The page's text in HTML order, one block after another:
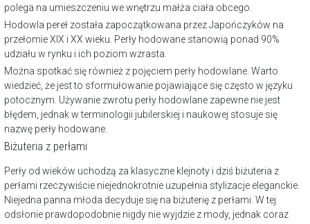
polega na umieszczeniu we wnętrzu małża ciała obcego.
Hodowla pereł została zapoczątkowana przez Japończyków na
przełomie XIX i XX wieku. Perły hodowane stanowią ponad 90%
udziału w rynku i ich poziom wzrasta.
Można spotkać się również z pojęciem perły hodowlane. Warto
wiedzieć, że jest to sformułowanie pojawiające się często w języku
potocznym. Używanie zwrotu perły hodowlane zapewne nie jest
błędem, jednak w terminologii jubilerskiej i naukowej stosuje się
nazwę perły hodowane.
Biżuteria z perłami
Perły od wieków uchodzą za klasyczne klejnoty i dziś biżuteria z
perłami rzeczywiście niejednokrotnie uzupełnia stylizacje eleganckie.
Niejedna panna młoda decyduje się na biżuterię z perłami. W tej
odsłonie prawdopodobnie nigdy nie wyjdzie z mody, jednak coraz